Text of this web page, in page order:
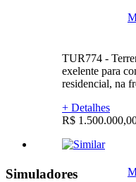
TUR774 -
exelente para
residencial, na
+ Detalhes
R$
Simuladores